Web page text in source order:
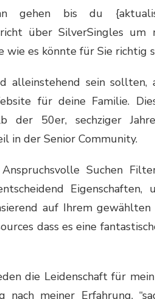
gehen bis du
über SilverSingles
wie es könnte für Sie richtig
alleinstehend sein sollten,
für deine Familie.
der 50er, sechziger
in der Senior Community.
Suchen
auf Ihrem
dass es eine
die Leidenschaft für
nach meiner Erfahrung,